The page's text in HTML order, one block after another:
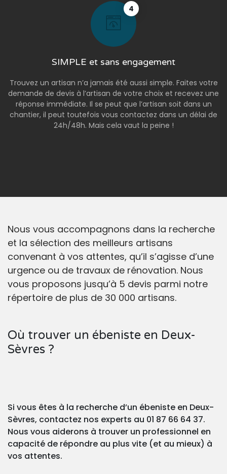
4
SIMPLE et sans engagement
Trouvez un artisan n’a jamais été aussi simple. Faites votre
demande de devis à l’artisan de votre choix et recevez une
réponse immédiate. Il se peut que l’artisan soit dans un
chantier, il peut toutefois vous contactez dans un délai de
24h/48h. Mais cela vaut la peine !
Nous vous accompagnons dans la recherche
et la sélection des meilleurs artisans
convenant à vos attentes, qu’il s’agisse d’une
urgence ou de travaux de rénovation. Nous
vous proposons jusqu’à 5 devis parmi notre
répertoire de plus de 30 000 artisans.
Où trouver un ébeniste en Deux-
Sèvres ?
Si vous êtes à la recherche d’un ébeniste en Deux-
Sèvres, contactez nos experts au 01 87 66 64 37.
Nous vous aiderons à trouver un professionnel en
capacité de répondre au plus vite (et au mieux) à
vos attentes.